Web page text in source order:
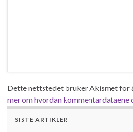
Dette nettstedet bruker Akismet for
mer om hvordan kommentardataene
SISTE ARTIKLER